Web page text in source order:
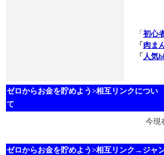
「 初心
「 肉ま
「 人気
ゼロからお金を貯めよう>相互リンクについ
て
今現
ゼロからお金を貯めよう>相互リンク→ジャ